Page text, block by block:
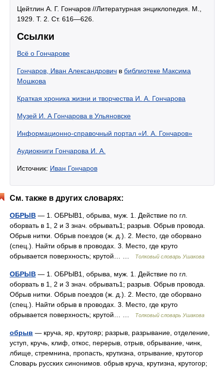
Цейтлин А. Г. Гончаров //Литературная энциклопедия. М.,
1929. Т. 2. Ст. 616—626.
Ссылки
Всё о Гончарове
Гончаров, Иван Александрович в библиотеке Максима
Мошкова
Краткая хроника жизни и творчества И. А. Гончарова
Музей И. А Гончарова в Ульяновске
Информационно-справочный портал «И. А. Гончаров»
Аудиокниги Гончарова И. А.
Источник: Иван Гончаров
См. также в других словарях:
ОБРЫВ — 1. ОБРЫВ1, обрыва, муж. 1. Действие по гл.
оборвать в 1, 2 и 3 знач. обрывать1; разрыв. Обрыв провода.
Обрыв нитки. Обрыв поездов (ж. д.). 2. Место, где оборвано
(спец.). Найти обрыв в проводах. 3. Место, где круто
обрывается поверхность; крутой… …
Толковый словарь Ушакова
ОБРЫВ — 1. ОБРЫВ1, обрыва, муж. 1. Действие по гл.
оборвать в 1, 2 и 3 знач. обрывать1; разрыв. Обрыв провода.
Обрыв нитки. Обрыв поездов (ж. д.). 2. Место, где оборвано
(спец.). Найти обрыв в проводах. 3. Место, где круто
обрывается поверхность; крутой… …
Толковый словарь Ушакова
обрыв — круча, яр, крутояр; разрыв, разрывание, отделение,
уступ, кручь, клиф, откос, перерыв, отрыв, обрывание, чинк,
лбище, стремнина, пропасть, крутизна, отрывание, крутогор
Словарь русских синонимов. обрыв круча, крутизна, крутогор;